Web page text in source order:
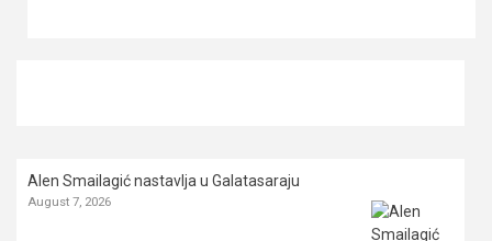
Alen Smailagić nastavlja u Galatasaraju
August 7, 2026